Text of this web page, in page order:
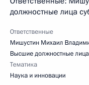
должностные лица
Ответственные
Мишустин Михаил
Высшие должностные
Тематика
Наука и инновации